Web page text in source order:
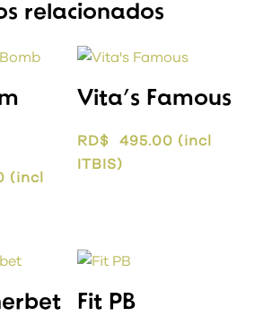
relacionados
(incl
Vita’s Famous
RD$ 495.00 (incl
ITBIS)
Fit PB